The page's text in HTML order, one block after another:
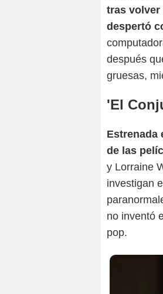
tras volver
despertó
después
gruesas,
'El
Estrenada
de las
y Lorraine
investigan
no inventó
pop.